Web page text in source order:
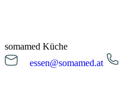
somamed Küche
essen@somamed.at